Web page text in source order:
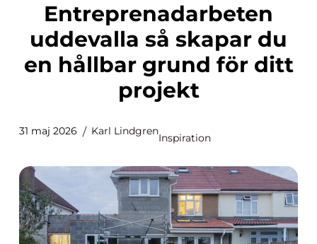
Entreprenadarbeten
uddevalla så skapar du
en hållbar grund för ditt
projekt
31 maj 2026 Karl Lindgren
Inspiration